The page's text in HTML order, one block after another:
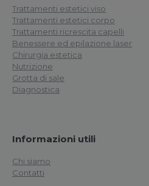
Trattamenti estetici viso
Trattamenti estetici corpo
Trattamenti ricrescita capelli
Benessere ed epilazione laser
Chirurgia estetica
Nutrizione
Grotta di sale
Diagnostica
Informazioni utili
Chi siamo
Contatti